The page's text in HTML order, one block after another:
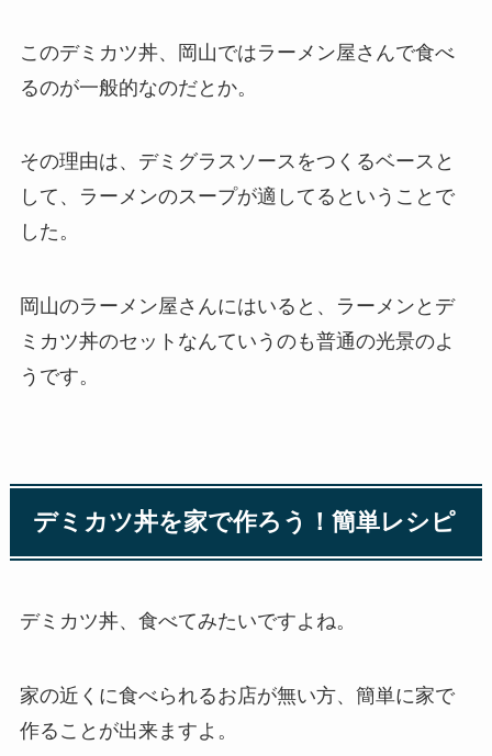
このデミカツ丼、岡山ではラーメン屋さんで食べ
るのが一般的なのだとか。
その理由は、デミグラスソースをつくるベースと
して、ラーメンのスープが適してるということで
した。
岡山のラーメン屋さんにはいると、ラーメンとデ
ミカツ丼のセットなんていうのも普通の光景のよ
うです。
デミカツ丼を家で作ろう！簡単レシピ
デミカツ丼、食べてみたいですよね。
家の近くに食べられるお店が無い方、簡単に家で
作ることが出来ますよ。